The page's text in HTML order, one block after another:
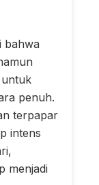
bahwa
penuh.
terpapar
intens
menjadi